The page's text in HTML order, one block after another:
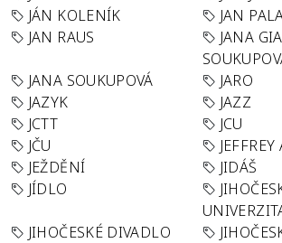
JÁN KOLENÍK
JAN
JAN RAUS
JANA GIA
JANA SOUKUPOVÁ
JARO
JAZYK
JAZZ
JCTT
JCU
JČU
JEŽDĚNÍ
JIDÁŠ
JÍDLO
JIHOČESKÉ DIVADLO